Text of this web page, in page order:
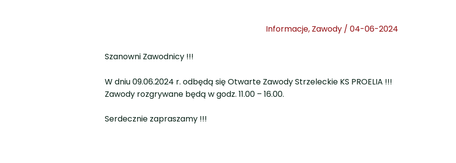
Informacje, Zawody / 04-06-2024
Szanowni Zawodnicy !!!
W dniu 09.06.2024 r. odbędą się Otwarte Zawody Strzeleckie KS PROELIA !!!
Zawody rozgrywane będą w godz. 11.00 – 16.00.
Serdecznie zapraszamy !!!